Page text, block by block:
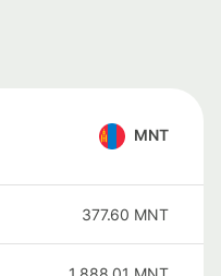
MNT
377.60 MNT